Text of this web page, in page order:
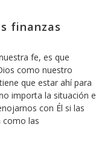
finanzas
fe, es que
como nuestro
que estar ahí para
importa la situación e
con Él si las
como las